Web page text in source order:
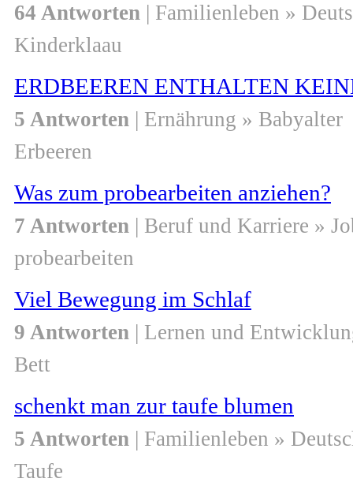
64 Antworten | Familienleben »
Kinderklaau
ERDBEEREN ENTHALTEN
5 Antworten | Ernährung » Babyalter
Erbeeren
Was zum probearbeiten anziehen?
7 Antworten | Beruf und Karriere »
probearbeiten
Viel Bewegung im Schlaf
9 Antworten | Lernen und
Bett
schenkt man zur taufe blumen
5 Antworten | Familienleben »
Taufe